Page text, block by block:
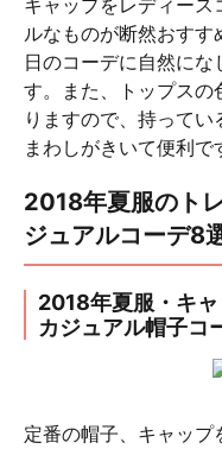
ルなものが断然おす
日のコーデに自然にな
す。また、トップスの
りますので、持って
まわしがきいて便利で
2018年夏服のト
ジュアルコーデ8
2018年夏服・キ
カジュアル帽子コ
定番の帽子、キャップ